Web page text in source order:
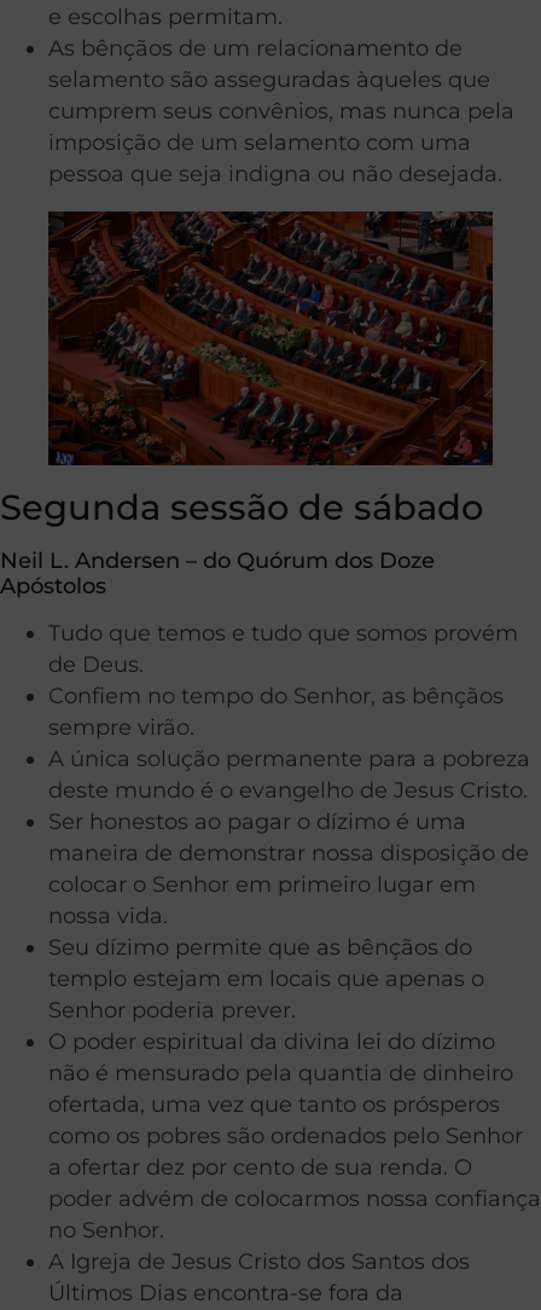
e escolhas permitam.
As bênçãos de um relacionamento de
selamento são asseguradas àqueles que
cumprem seus convênios, mas nunca pela
imposição de um selamento com uma
pessoa que seja indigna ou não desejada.
Segunda sessão de sábado
Neil L. Andersen – do Quórum dos Doze
Apóstolos
Tudo que temos e tudo que somos provém
de Deus.
Confiem no tempo do Senhor, as bênçãos
sempre virão.
A única solução permanente para a pobreza
deste mundo é o evangelho de Jesus Cristo.
Ser honestos ao pagar o dízimo é uma
maneira de demonstrar nossa disposição de
colocar o Senhor em primeiro lugar em
nossa vida.
Seu dízimo permite que as bênçãos do
templo estejam em locais que apenas o
Senhor poderia prever.
O poder espiritual da divina lei do dízimo
não é mensurado pela quantia de dinheiro
ofertada, uma vez que tanto os prósperos
como os pobres são ordenados pelo Senhor
a ofertar dez por cento de sua renda. O
poder advém de colocarmos nossa confiança
no Senhor.
A Igreja de Jesus Cristo dos Santos dos
Últimos Dias encontra-se fora da